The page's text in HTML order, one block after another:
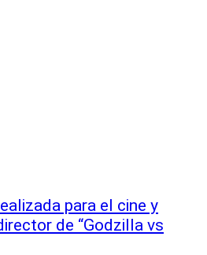
para el cine y
de “Godzilla vs